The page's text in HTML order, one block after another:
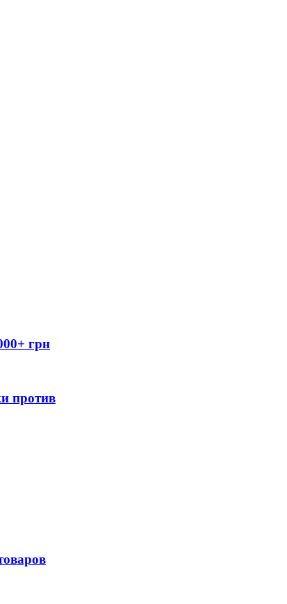
грн
против